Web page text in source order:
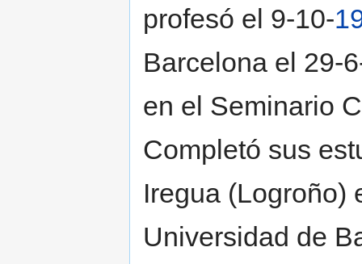
profesó el 9-10-
Barcelona el 29-
en el Seminario
Completó sus
Iregua (Logroño)
Universidad de